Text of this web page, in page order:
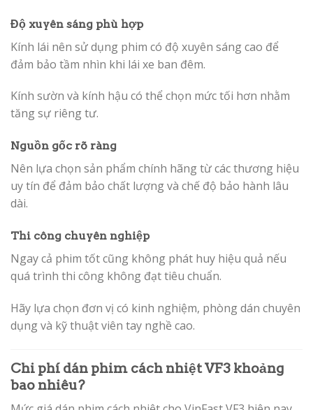
Độ xuyên sáng phù hợp
Kính lái nên sử dụng phim có độ xuyên sáng cao để
đảm bảo tầm nhìn khi lái xe ban đêm.
Kính sườn và kính hậu có thể chọn mức tối hơn nhằm
tăng sự riêng tư.
Nguồn gốc rõ ràng
Nên lựa chọn sản phẩm chính hãng từ các thương hiệu
uy tín để đảm bảo chất lượng và chế độ bảo hành lâu
dài.
Thi công chuyên nghiệp
Ngay cả phim tốt cũng không phát huy hiệu quả nếu
quá trình thi công không đạt tiêu chuẩn.
Hãy lựa chọn đơn vị có kinh nghiệm, phòng dán chuyên
dụng và kỹ thuật viên tay nghề cao.
Chi phí dán phim cách nhiệt VF3 khoảng
bao nhiêu?